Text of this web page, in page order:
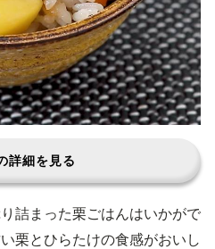
詳細を見る
詰まった栗ごはんはいかがで
栗とひらたけの食感がおいし